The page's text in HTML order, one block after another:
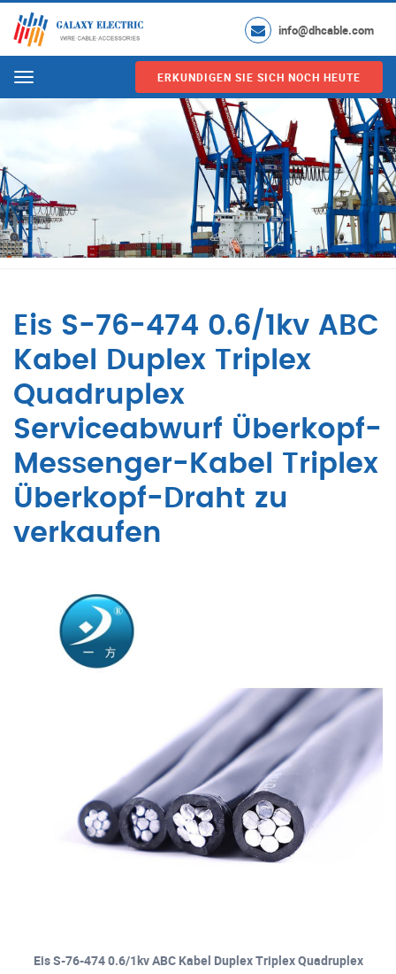
info@dhcable.com
Menu ERKUNDIGEN SIE SICH NOCH HEUTE
Eis S-76-474 0.6/1kv ABC
Kabel Duplex Triplex
Quadruplex
Serviceabwurf Überkopf-
Messenger-Kabel Triplex
Überkopf-Draht zu
verkaufen
Eis S-76-474 0.6/1kv ABC Kabel Duplex Triplex Quadruplex